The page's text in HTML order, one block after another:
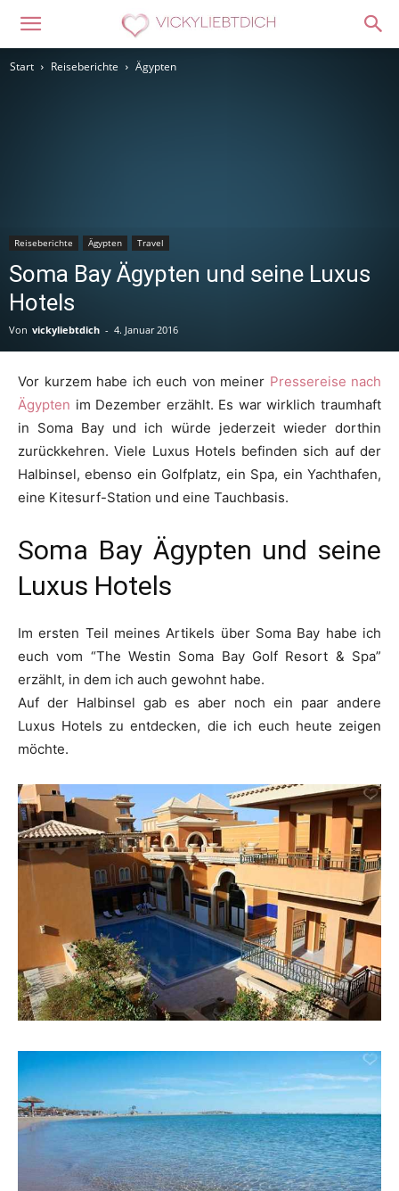
Start Reiseberichte Ägypten
Reiseberichte Ägypten Travel
Soma Bay Ägypten und seine Luxus
Hotels
Von vickyliebtdich - 4. Januar 2016
Vor kurzem habe ich euch von meiner Pressereise nach
Ägypten im Dezember erzählt. Es war wirklich traumhaft
in Soma Bay und ich würde jederzeit wieder dorthin
zurückkehren. Viele Luxus Hotels befinden sich auf der
Halbinsel, ebenso ein Golfplatz, ein Spa, ein Yachthafen,
eine Kitesurf-Station und eine Tauchbasis.
Soma Bay Ägypten und seine
Luxus Hotels
Im ersten Teil meines Artikels über Soma Bay habe ich
euch vom “The Westin Soma Bay Golf Resort & Spa”
erzählt, in dem ich auch gewohnt habe.
Auf der Halbinsel gab es aber noch ein paar andere
Luxus Hotels zu entdecken, die ich euch heute zeigen
möchte.